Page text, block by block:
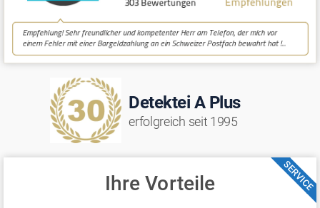
Detektei A Plus
erfolgreich seit 1995
SERVICE
Ihre Vorteile